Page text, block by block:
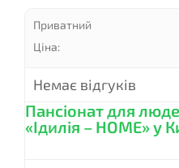
Приватний
Ціна:
Немає відгуків
Пансіонат для
«Ідилія – НОМЕ» у